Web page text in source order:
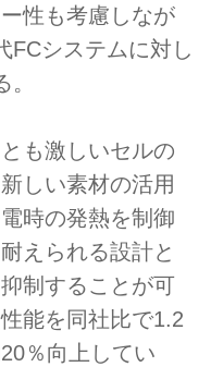
性も考慮しなが
FCシステムに対し
も激しいセルの
しい素材の活用
時の発熱を制御
えられる設計と
制することが可
能を同社比で1.2
％向上してい